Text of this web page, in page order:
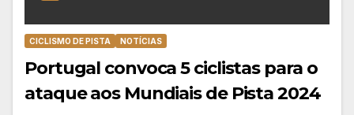
CICLISMO DE PISTA NOTÍCIAS
Portugal convoca 5 ciclistas para o
ataque aos Mundiais de Pista 2024